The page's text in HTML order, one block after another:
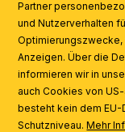
AI
Partner
und Nutzerverhalten
Optimierungszwecke,
Anzeigen. Über die
informieren wir in
auch Cookies von
besteht kein dem
Schutzniveau.Mehr